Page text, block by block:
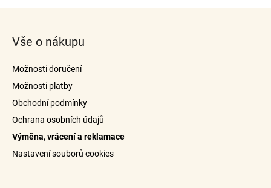
Vše o nákupu
Možnosti doručení
Možnosti platby
Obchodní podmínky
Ochrana osobních údajů
Výměna, vrácení a reklamace
Nastavení souborů cookies